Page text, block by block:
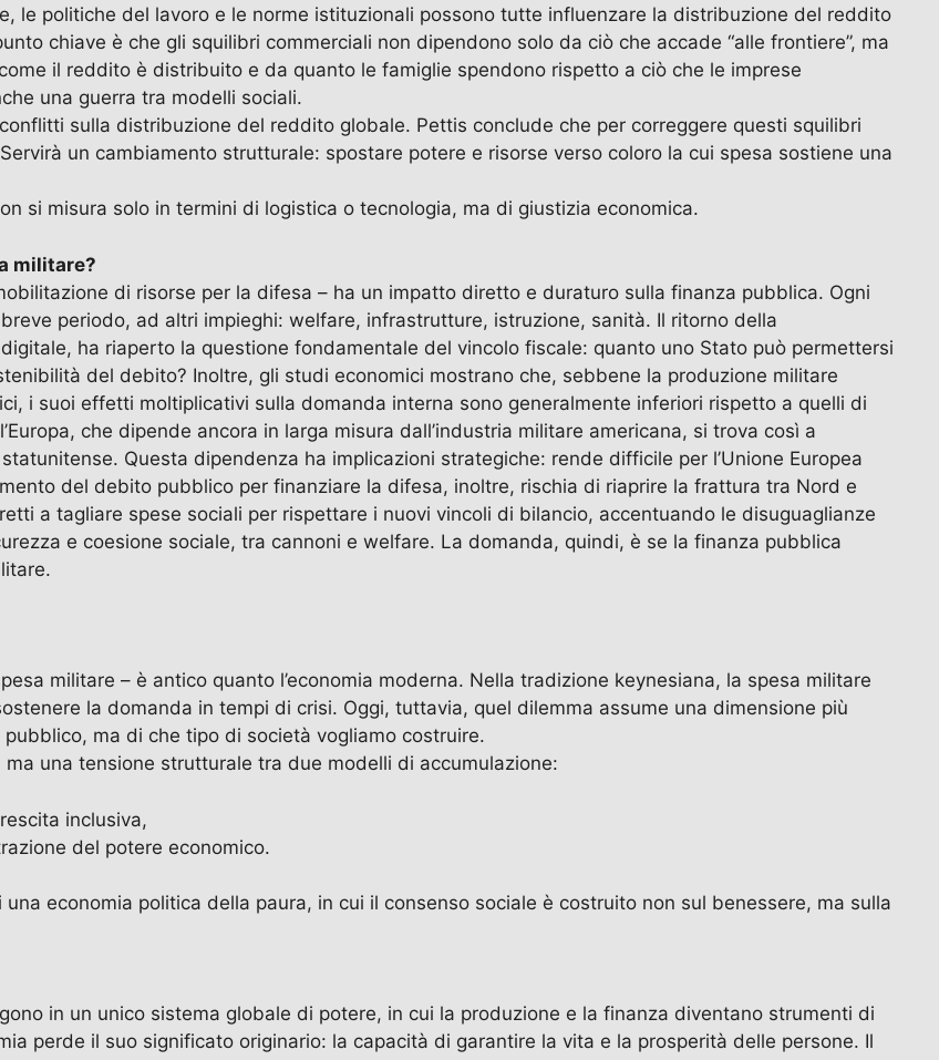
le politiche del lavoro e le norme istituzionali possono tutte influenzare la distribuzione del reddito
chiave è che gli squilibri commerciali non dipendono solo da ciò che accade “alle frontiere”, ma
il reddito è distribuito e da quanto le famiglie spendono rispetto a ciò che le imprese
una guerra tra modelli sociali.
sulla distribuzione del reddito globale. Pettis conclude che per correggere questi squilibri
un cambiamento strutturale: spostare potere e risorse verso coloro la cui spesa sostiene una
si misura solo in termini di logistica o tecnologia, ma di giustizia economica.
militare?
di risorse per la difesa – ha un impatto diretto e duraturo sulla finanza pubblica. Ogni
periodo, ad altri impieghi: welfare, infrastrutture, istruzione, sanità. Il ritorno della
ha riaperto la questione fondamentale del vincolo fiscale: quanto uno Stato può permettersi
del debito? Inoltre, gli studi economici mostrano che, sebbene la produzione militare
i suoi effetti moltiplicativi sulla domanda interna sono generalmente inferiori rispetto a quelli di
che dipende ancora in larga misura dall’industria militare americana, si trova così a
Questa dipendenza ha implicazioni strategiche: rende difficile per l’Unione Europea
del debito pubblico per finanziare la difesa, inoltre, rischia di riaprire la frattura tra Nord e
a tagliare spese sociali per rispettare i nuovi vincoli di bilancio, accentuando le disuguaglianze
e coesione sociale, tra cannoni e welfare. La domanda, quindi, è se la finanza pubblica
militare – è antico quanto l’economia moderna. Nella tradizione keynesiana, la spesa militare
la domanda in tempi di crisi. Oggi, tuttavia, quel dilemma assume una dimensione più
ma di che tipo di società vogliamo costruire.
una tensione strutturale tra due modelli di accumulazione:
inclusiva,
del potere economico.
economia politica della paura, in cui il consenso sociale è costruito non sul benessere, ma sulla
in un unico sistema globale di potere, in cui la produzione e la finanza diventano strumenti di
perde il suo significato originario: la capacità di garantire la vita e la prosperità delle persone. Il